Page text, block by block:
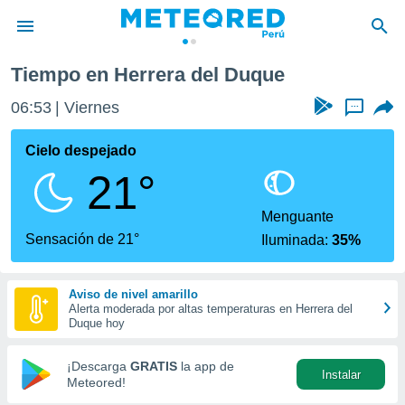
de
ha sido
calidad.
a este
las
y
forma
digital
basada
Tiempo en Herrera del Duque
06:53 Viernes ...
Cielo despejado
21°
Sensación de 21°
Menguante
Iluminada:35%
Aviso de nivel amarillo
Alerta moderada por altas temperaturas en Herrera del
Duque hoy
¡Descarga GRATIS la app de
Meteored!
Instalar